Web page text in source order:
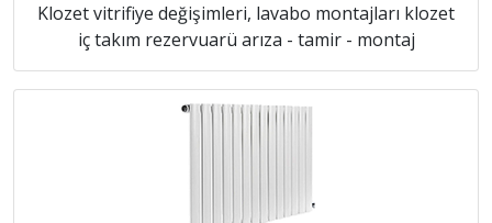
Klozet vitrifiye değişimleri, lavabo montajları klozet
iç takım rezervuarü arıza - tamir - montaj